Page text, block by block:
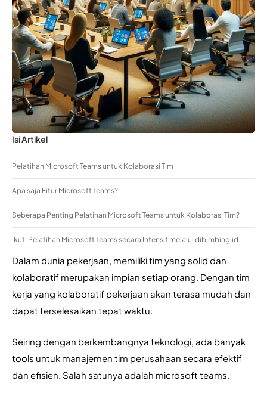
Isi Artikel
Pelatihan Microsoft Teams untuk Kolaborasi Tim
Apa saja Fitur Microsoft Teams?
Seberapa Penting Pelatihan Microsoft Teams untuk Kolaborasi Tim?
Ikuti Pelatihan Microsoft Teams secara Intensif melalui dibimbing.id
Dalam dunia pekerjaan, memiliki tim yang solid dan
kolaboratif merupakan impian setiap orang. Dengan tim
kerja yang kolaboratif pekerjaan akan terasa mudah dan
dapat terselesaikan tepat waktu.
Seiring dengan berkembangnya teknologi, ada banyak
tools untuk manajemen tim perusahaan secara efektif
dan efisien. Salah satunya adalah microsoft teams.